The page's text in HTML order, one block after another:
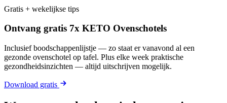
Gratis + wekelijkse tips
Ontvang gratis 7x KETO Ovenschotels
Inclusief boodschappenlijstje — zo staat er vanavond al een
gezonde ovenschotel op tafel. Plus elke week praktische
gezondheidsinzichten — altijd uitschrijven mogelijk.
Download gratis